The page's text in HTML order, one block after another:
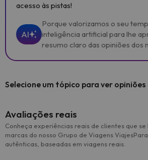
acesso às pistas!
AI
Porque valorizamos o seu
inteligência artificial para lhe
resumo claro das opiniões dos
Selecione um tópico para ver
Avaliações reais
Conheça experiências reais de clientes que
marcas do nosso Grupo de Viagens
autênticas, baseadas em viagens reais.